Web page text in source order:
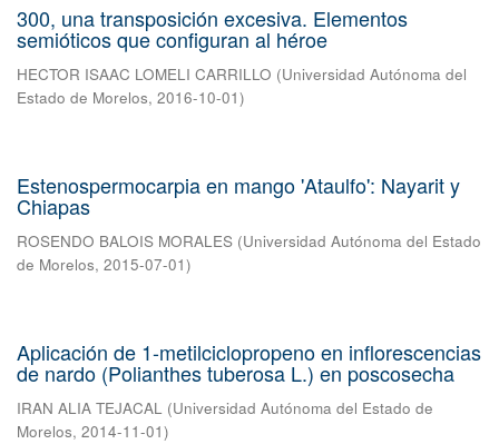
300, una transposición excesiva. Elementos
semióticos que configuran al héroe
HECTOR ISAAC LOMELI CARRILLO (Universidad Autónoma del
Estado de Morelos, 2016-10-01)
Estenospermocarpia en mango 'Ataulfo': Nayarit y
Chiapas
ROSENDO BALOIS MORALES (Universidad Autónoma del Estado
de Morelos, 2015-07-01)
Aplicación de 1-metilciclopropeno en inflorescencias
de nardo (Polianthes tuberosa L.) en poscosecha
IRAN ALIA TEJACAL (Universidad Autónoma del Estado de
Morelos, 2014-11-01)